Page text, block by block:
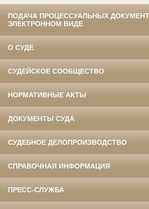
ПОДАЧА ПРОЦЕССУАЛЬНЫХ
ЭЛЕКТРОННОМ ВИДЕ
О СУДЕ
СУДЕЙСКОЕ СООБЩЕСТВО
НОРМАТИВНЫЕ АКТЫ
ДОКУМЕНТЫ СУДА
СУДЕБНОЕ ДЕЛОПРОИЗВОДСТВО
СПРАВОЧНАЯ ИНФОРМАЦИЯ
ПРЕСС-СЛУЖБА